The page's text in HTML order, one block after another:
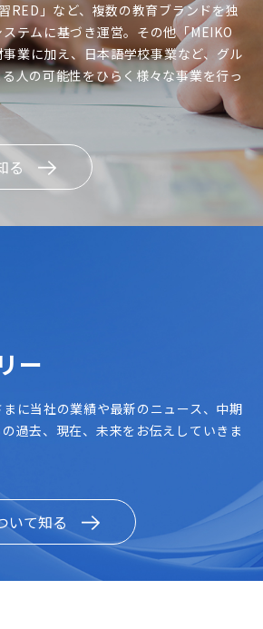
RED」など、複数の教育ブランドを独
テムに基づき運営。その他「MEIKO
業に加え、日本語学校事業など、グル
人の可能性をひらく様々な事業を行っ
る
ー
に当社の業績や最新のニュース、中期
過去、現在、未来をお伝えしていきま
いて知る